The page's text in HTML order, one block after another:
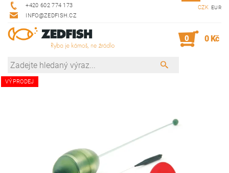
+420 602 774 173
INFO@ZEDFISH.CZ
CZK EUR
0 0 Kč
VÝPRODEJ